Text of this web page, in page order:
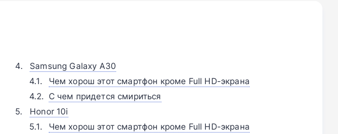
Samsung Galaxy A30
Чем хорош этот смартфон кроме Full HD-экрана
С чем придется смириться
Honor 10i
Чем хорош этот смартфон кроме Full HD-экрана